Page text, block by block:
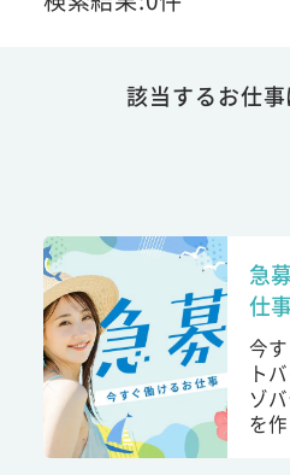
該当するお仕
急
仕
今
ト
ゾ
を